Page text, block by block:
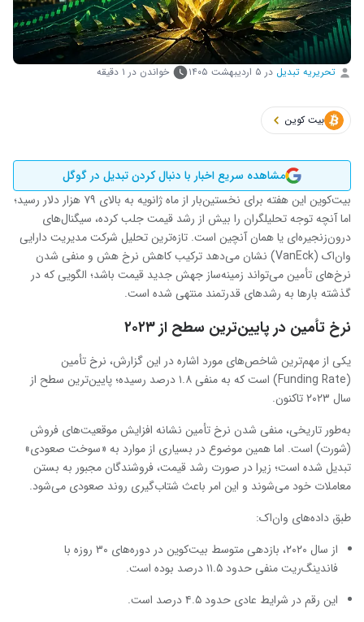
تحریریه تبدیل در ۵ اردیبهشت ۱۴۰۵ خواندن در ۱ دقیقه
بیت کوین
مشاهده سریع اخبار با دنبال کردن تبدیل در گوگل
بیت‌کوین این هفته برای نخستین‌بار از ماه ژانویه به بالای ۷۹ هزار دلار رسید؛
اما آنچه توجه تحلیلگران را بیش از رشد قیمت جلب کرده، سیگنال‌های
درون‌زنجیره‌ای یا همان آنچین است. تازه‌ترین تحلیل شرکت مدیریت دارایی
وان‌اک (VanEck) نشان می‌دهد ترکیب کاهش نرخ هش و منفی شدن
نرخ‌های تأمین می‌تواند زمینه‌ساز جهش جدید قیمت باشد؛ الگویی که در
گذشته بارها به رشدهای قدرتمند منتهی شده است.
نرخ تأمین در پایین‌ترین سطح از ۲۰۲۳
یکی از مهم‌ترین شاخص‌های مورد اشاره در این گزارش، نرخ تأمین
(Funding Rate) است که به منفی ۱.۸ درصد رسیده؛ پایین‌ترین سطح از
سال ۲۰۲۳ تاکنون.
به‌طور تاریخی، منفی شدن نرخ تأمین نشانه افزایش موقعیت‌های فروش
(شورت) است. اما همین موضوع در بسیاری از موارد به «سوخت صعودی»
تبدیل شده است؛ زیرا در صورت رشد قیمت، فروشندگان مجبور به بستن
معاملات خود می‌شوند و این امر باعث شتاب‌گیری روند صعودی می‌شود.
طبق داده‌های وان‌اک:
از سال ۲۰۲۰، بازدهی متوسط بیت‌کوین در دوره‌های ۳۰ روزه با
فاندینگ‌ریت منفی حدود ۱۱.۵ درصد بوده است.
این رقم در شرایط عادی حدود ۴.۵ درصد است.